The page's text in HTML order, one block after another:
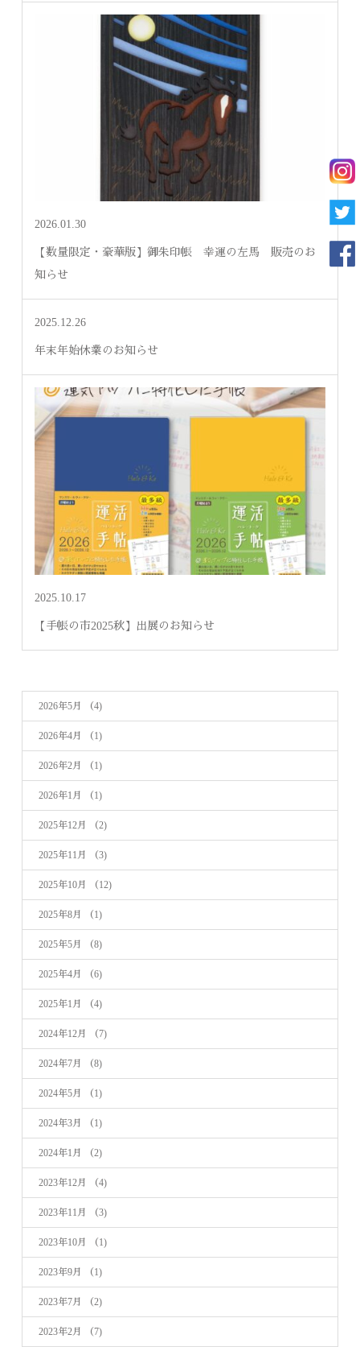
2026.01.30
【数量限定・豪華版】御朱印帳 幸運の左馬 販売のお
知らせ
2025.12.26
年末年始休業のお知らせ
2025.10.17
【手帳の市2025秋】出展のお知らせ
2026年5月 （4)
2026年4月 （1)
2026年2月 （1)
2026年1月 （1)
2025年12月 （2)
2025年11月 （3)
2025年10月 （12)
2025年8月 （1)
2025年5月 （8)
2025年4月 （6)
2025年1月 （4)
2024年12月 （7)
2024年7月 （8)
2024年5月 （1)
2024年3月 （1)
2024年1月 （2)
2023年12月 （4)
2023年11月 （3)
2023年10月 （1)
2023年9月 （1)
2023年7月 （2)
2023年2月 （7)